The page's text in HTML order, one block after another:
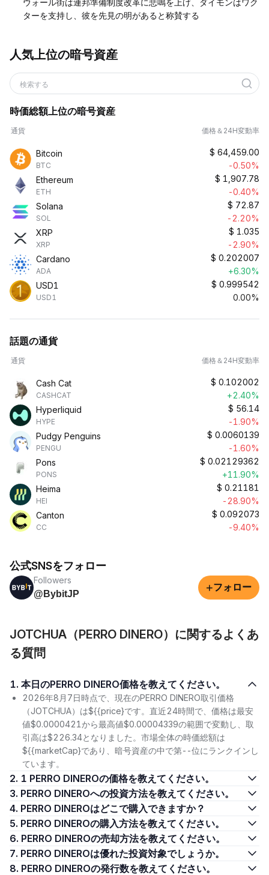
ウォール街は連邦準備制度改革に悲鳴を上げ、ダイモンはワク
ターを支持し、彼を先見の明があると称賛する
人気上位の暗号資産
検索する
時価総額上位の暗号資産
通貨 価格＆24H変動率
Bitcoin
BTC
$ 64,459.00
-0.50%
Ethereum
ETH
$ 1,907.78
-0.40%
Solana
SOL
$ 72.87
-2.20%
XRP
XRP
$ 1.035
-2.90%
Cardano
ADA
$ 0.202007
+6.30%
USD1
USD1
$ 0.999542
0.00%
話題の通貨
通貨 価格＆24H変動率
Cash Cat
CASHCAT
$ 0.102002
+2.40%
Hyperliquid
HYPE
$ 56.14
-1.90%
Pudgy Penguins
PENGU
$ 0.0060139
-1.60%
Pons
PONS
$ 0.02129362
+11.90%
Heima
HEI
$ 0.21181
-28.90%
Canton
CC
$ 0.092073
-9.40%
公式SNSをフォロー
Followers
@BybitJP
+フォロー
JOTCHUA（PERRO DINERO）に関するよくあ
る質問
1. 本日のPERRO DINERO価格を教えてください。
2026年8月7日時点で、現在のPERRO DINERO取引価格
（JOTCHUA）は${{price}です。直近24時間で、価格は最安
値$0.0000421から最高値$0.00004339の範囲で変動し、取
引高は$226.34となりました。市場全体の時価総額は
${{marketCap}であり、暗号資産の中で第--位にランクインし
ています。
2. 1 PERRO DINEROの価格を教えてください。
3. PERRO DINEROへの投資方法を教えてください。
4. PERRO DINEROはどこで購入できますか？
5. PERRO DINEROの購入方法を教えてください。
6. PERRO DINEROの売却方法を教えてください。
7. PERRO DINEROは優れた投資対象でしょうか。
8. PERRO DINEROの発行数を教えてください。